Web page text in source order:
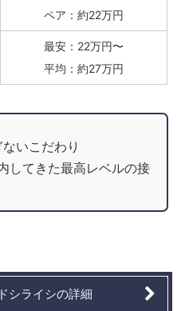
ペア：約22万円
最安：22万円〜
平均：約27万円
いこだわり
してきた最高レベルの接
シライシの詳細